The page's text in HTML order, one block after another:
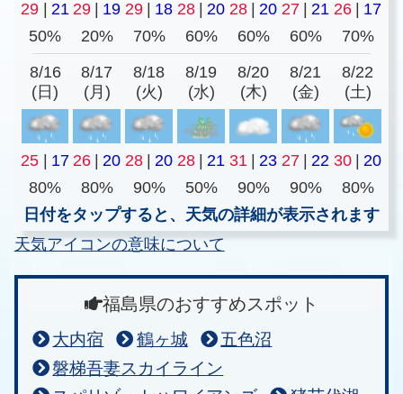
29 | 21 29 | 19 29 | 18 28 | 20 28 | 20 27 | 21 26 | 17
50%
20% 70% 60% 60% 60% 70%
8/16
(日)
8/17
(月)
8/18
(火)
8/19
(水)
8/20
(木)
8/21
(金)
8/22
(土)
25 | 17 26 | 20 28 | 20 28 | 21 31 | 23 27 | 22 30 | 20
80%
80% 90% 50% 90% 90%
80%
日付をタップすると、天気の詳細が表示されます
天気アイコンの意味について
福島県のおすすめスポット
大内宿 鶴ヶ城
五色沼
磐梯吾妻スカイライン